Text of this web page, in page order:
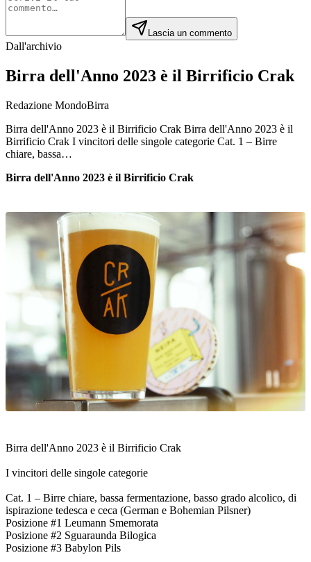
Lascia un commento
Dall'archivio
Birra dell'Anno 2023 è il Birrificio Crak
Redazione MondoBirra
Birra dell'Anno 2023 è il Birrificio Crak Birra dell'Anno 2023 è il
Birrificio Crak I vincitori delle singole categorie Cat. 1 – Birre
chiare, bassa…
Birra dell'Anno 2023 è il Birrificio Crak
Birra dell'Anno 2023 è il Birrificio Crak
I vincitori delle singole categorie
Cat. 1 – Birre chiare, bassa fermentazione, basso grado alcolico, di
ispirazione tedesca e ceca (German e Bohemian Pilsner)
Posizione #1 Leumann Smemorata
Posizione #2 Sguaraunda Bilogica
Posizione #3 Babylon Pils